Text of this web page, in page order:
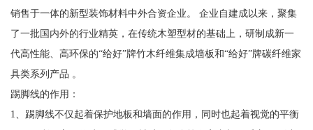
销售于一体的新型装饰材料中外合资企业。 企业自建成以来，聚集
了一批国内外的行业精英，在传统木塑型材的基础上，研制成新一
代高性能、高环保的“给好”牌竹木纤维集成墙板和“给好”牌碳纤维家
具类系列产品 。
踢脚线的作用：
1、踢脚线不仅起着保护地板和墙面的作用，同时也起着视觉的平衡